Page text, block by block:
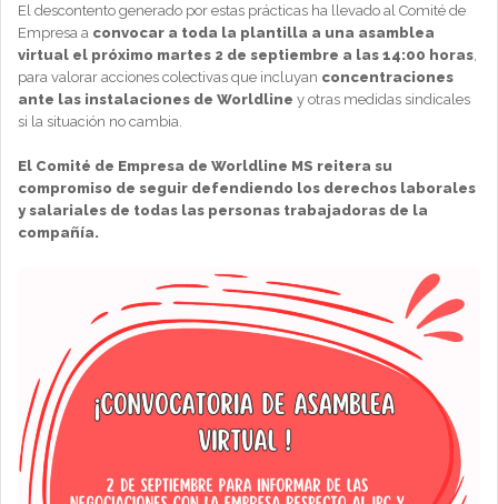
El descontento generado por estas prácticas ha llevado al Comité de
Empresa a convocar a toda la plantilla a una asamblea
virtual el próximo martes 2 de septiembre a las 14:00 horas
para valorar acciones colectivas que incluyan concentraciones
ante las instalaciones de Worldline y otras medidas sindicales
si la situación no cambia.
El Comité de Empresa de Worldline MS reitera su
compromiso de seguir defendiendo los derechos laborales
y salariales de todas las personas trabajadoras de la
compañía.